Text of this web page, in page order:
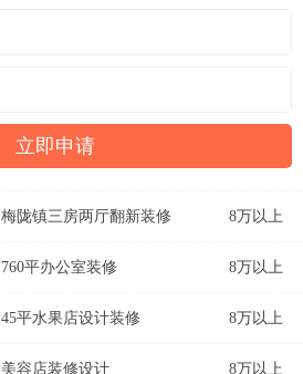
海岸万和城4室2厅177平装修
梅陇镇三房两厅翻新装修 8万以上
760平办公室装修 8万以上
45平水果店设计装修 8万以上
美容店装修设计 8万以上